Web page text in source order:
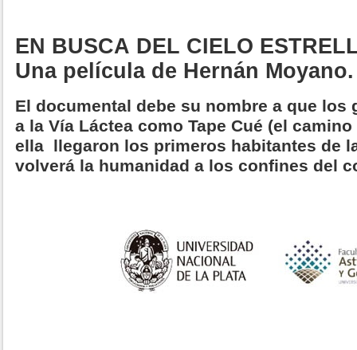
EN BUSCA DEL CIELO
Una película de Hernán Moyano.
El documental debe su nombre a que los
a la Vía Láctea como Tape Cué (el
ella llegaron los primeros habitantes de
volverá la humanidad a los confines del